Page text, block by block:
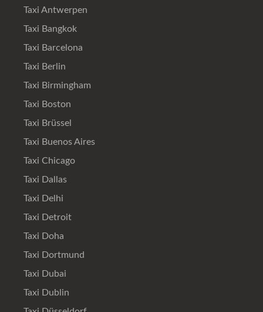
Taxi Antwerpen
Taxi Bangkok
Taxi Barcelona
Taxi Berlin
Taxi Birmingham
Taxi Boston
Taxi Brüssel
Taxi Buenos Aires
Taxi Chicago
Taxi Dallas
Taxi Delhi
Taxi Detroit
Taxi Doha
Taxi Dortmund
Taxi Dubai
Taxi Dublin